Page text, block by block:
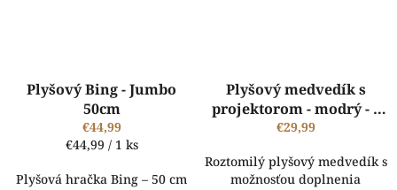
Plyšový Bing - Jumbo
50cm
€44,99
Jednotková
€44,99 / 1 ks
Plyšová hračka Bing – 50 cm
Plyšový medvedík s
projektorom - modrý - s
vlastným menom
€29,99
Roztomilý plyšový medvedík s
možnosťou doplnenia